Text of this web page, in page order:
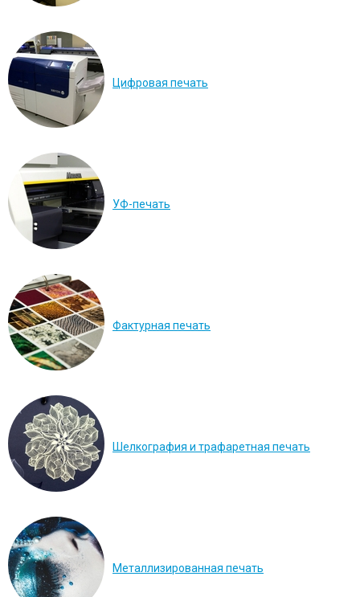
Цифровая печать
УФ-печать
Фактурная печать
Шелкография и трафаретная печать
Металлизированная печать